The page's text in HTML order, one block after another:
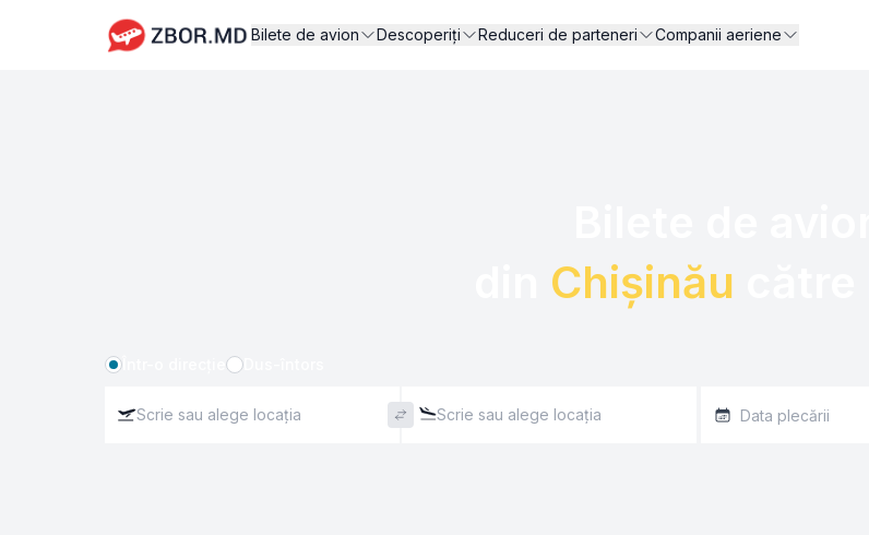
Bilete de avion Descoperiți Reduceri de parteneri Companii aeriene
Chișinău